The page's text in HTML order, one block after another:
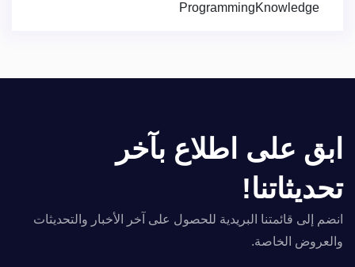
ProgrammingKnowledge
ابق على اطلاع بآخر
تحديثاتنا!
انضم إلى قائمتنا البريدية للحصول على آخر الأخبار والتحديثات
والعروض الخاصة.